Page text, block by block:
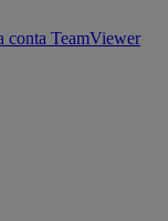
conta TeamViewer